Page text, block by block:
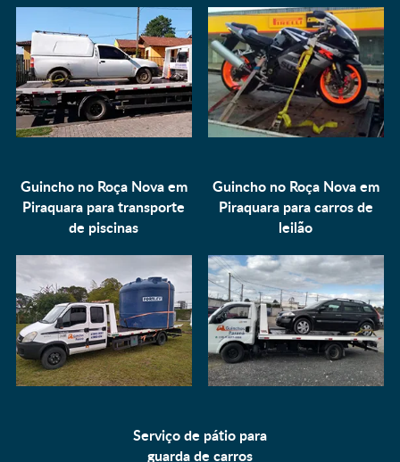
Guincho no Roça Nova em
Piraquara paratransporte
de piscinas
Guincho no Roça Nova em
Piraquara paracarros de
leilão
Serviço de pátio para
guarda de carros